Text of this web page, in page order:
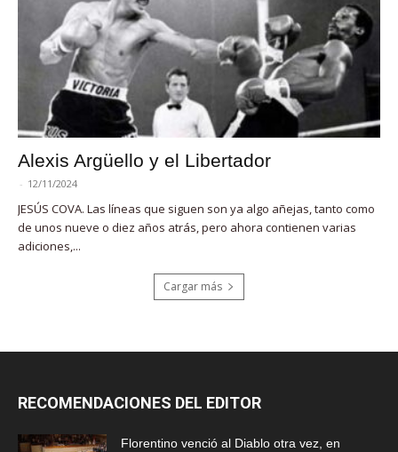
Alexis Argüello y el Libertador
- 12/11/2024
JESÚS COVA. Las líneas que siguen son ya algo añejas, tanto como
de unos nueve o diez años atrás, pero ahora contienen varias
adiciones,...
Cargar más
RECOMENDACIONES DEL EDITOR
Florentino venció al Diablo otra vez, en